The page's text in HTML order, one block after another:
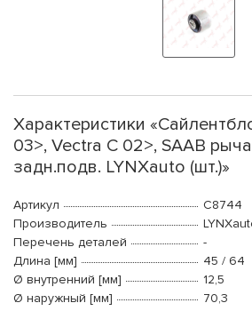
Характеристики
03>, Vectra C 02>, SAAB
задн.подв. LYNXauto (шт.)»
Артикул
C8744
Производитель
Перечень деталей
-
Длина [мм]
45 / 64
Ø внутренний [мм]
12,5
Ø наружный [мм]
70,3